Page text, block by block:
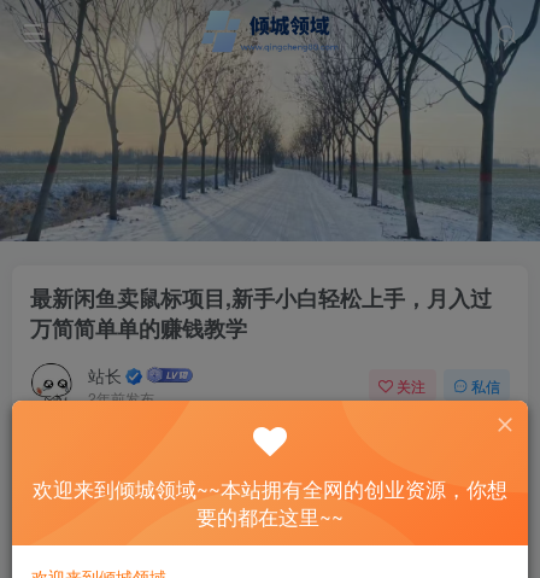
最新闲鱼卖鼠标项目,新手小白轻松上手，月入过
万简简单单的赚钱教学
站长
2年前发布
关注 私信
最新闲鱼卖鼠标项目,新手小白轻松上手，月入过万简简单单的赚钱教学
此内容为付费资源，请付费后查看
欢迎来到倾城领域~~本站拥有全网的创业资源，你想
要的都在这里~~